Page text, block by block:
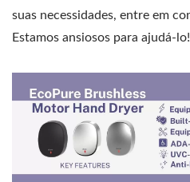
suas necessidades, entre em
Estamos ansiosos para ajudá-lo!